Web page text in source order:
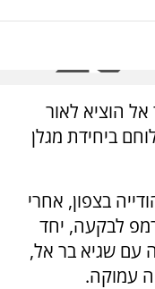
אל הוציא לאור
ביחידת מגלן
בצפון, אחרי
לבקעה, יחד
עם שגיא בר אל,
עמוקה.